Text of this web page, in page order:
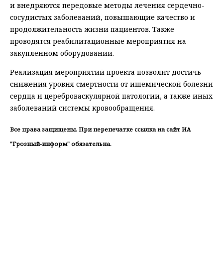
и внедряются передовые методы лечения сердечно-
сосудистых заболеваний, повышающие качество и
продолжительность жизни пациентов. Также
проводятся реабилитационные мероприятия на
закупленном оборудовании.
Реализация мероприятий проекта позволит достичь
снижения уровня смертности от ишемической болезни
сердца и цереброваскулярной патологии, а также иных
заболеваний системы кровообращения.
Все права защищены. При перепечатке ссылка на сайт ИА
"Грозный-информ" обязательна.